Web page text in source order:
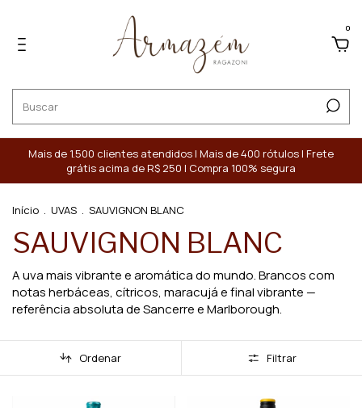
0
Mais de 1.500 clientes atendidos | Mais de 400 rótulos | Frete
grátis acima de R$ 250 | Compra 100% segura
Início . UVAS . SAUVIGNON BLANC
SAUVIGNON BLANC
A uva mais vibrante e aromática do mundo. Brancos com
notas herbáceas, cítricos, maracujá e final vibrante —
referência absoluta de Sancerre e Marlborough.
Ordenar Filtrar